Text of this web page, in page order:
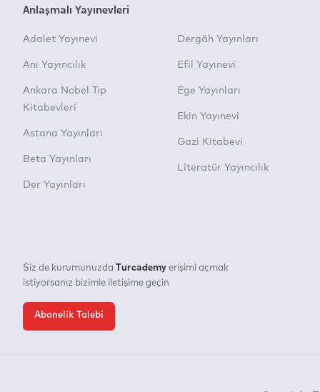
Anlaşmalı Yayınevleri
Adalet Yayınevi
Anı Yayıncılık
Ankara Nobel Tıp
Kitabevleri
Astana Yayınları
Beta Yayınları
Der Yayınları
Dergâh Yayınları
Efil Yayınevi
Ege Yayınları
Ekin Yayınevi
Gazi Kitabevi
Literatür Yayıncılık
Siz de kurumunuzda Turcademy erişimi açmak
istiyorsanız bizimle iletişime geçin
Abonelik Talebi